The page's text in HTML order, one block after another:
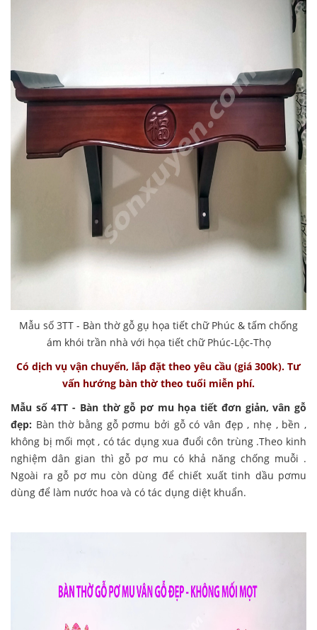
Mẫu số 3TT - Bàn thờ gỗ gụ họa tiết chữ Phúc & tấm chống
ám khói trần nhà với họa tiết chữ Phúc-Lộc-Thọ
Có dịch vụ vận chuyển, lắp đặt theo yêu cầu (giá 300k). Tư
vấn hướng bàn thờ theo tuổi miễn phí.
Mẫu số 4TT - Bàn thờ gỗ pơ mu họa tiết đơn giản, vân gỗ
đẹp: Bàn thờ bằng gỗ pơmu bởi gỗ có vân đẹp , nhẹ , bền ,
không bị mối mọt , có tác dụng xua đuổi côn trùng .Theo kinh
nghiệm dân gian thì gỗ pơ mu có khả năng chống muỗi .
Ngoài ra gỗ pơ mu còn dùng để chiết xuất tinh dầu pơmu
dùng để làm nước hoa và có tác dụng diệt khuẩn.